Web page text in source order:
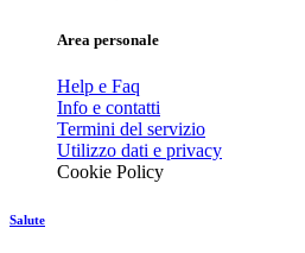
Area personale
Help e Faq
Info e contatti
Termini del servizio
Utilizzo dati e privacy
Cookie Policy
Salute